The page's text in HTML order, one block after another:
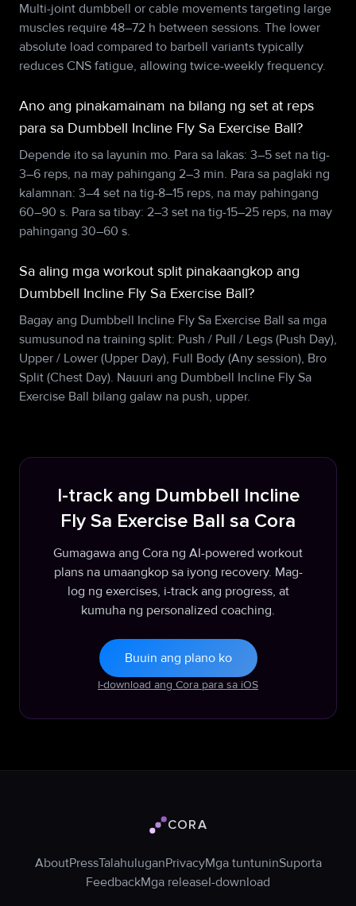
Multi-joint dumbbell or cable movements targeting large
muscles require 48–72 h between sessions. The lower
absolute load compared to barbell variants typically
reduces CNS fatigue, allowing twice-weekly frequency.
Ano ang pinakamainam na bilang ng set at reps
para sa Dumbbell Incline Fly Sa Exercise Ball?
Depende ito sa layunin mo. Para sa lakas: 3–5 set na tig-
3–6 reps, na may pahingang 2–3 min. Para sa paglaki ng
kalamnan: 3–4 set na tig-8–15 reps, na may pahingang
60–90 s. Para sa tibay: 2–3 set na tig-15–25 reps, na may
pahingang 30–60 s.
Sa aling mga workout split pinakaangkop ang
Dumbbell Incline Fly Sa Exercise Ball?
Bagay ang Dumbbell Incline Fly Sa Exercise Ball sa mga
sumusunod na training split: Push / Pull / Legs (Push Day),
Upper / Lower (Upper Day), Full Body (Any session), Bro
Split (Chest Day). Nauuri ang Dumbbell Incline Fly Sa
Exercise Ball bilang galaw na push, upper.
I-track ang Dumbbell Incline
Fly Sa Exercise Ball sa Cora
Gumagawa ang Cora ng AI-powered workout
plans na umaangkop sa iyong recovery. Mag-
log ng exercises, i-track ang progress, at
kumuha ng personalized coaching.
Buuin ang plano ko
I-download ang Cora para sa iOS
Logo ng Cora
CORA
AboutPressTalahuluganPrivacyMga tuntuninSuporta
FeedbackMga releaseI-download